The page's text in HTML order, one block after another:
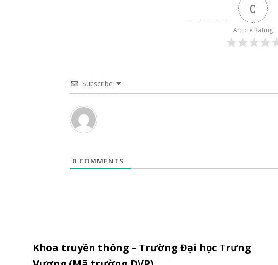
0
Article Rating
Subscribe
0 COMMENTS
Khoa truyền thông – Trường Đại học Trưng